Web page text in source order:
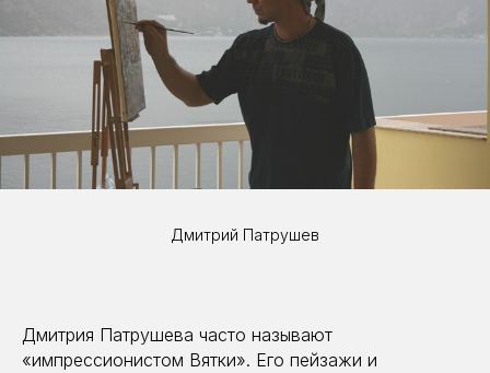
Дмитрий Патрушев
Дмитрия Патрушева часто называют
«импрессионистом Вятки». Его пейзажи и